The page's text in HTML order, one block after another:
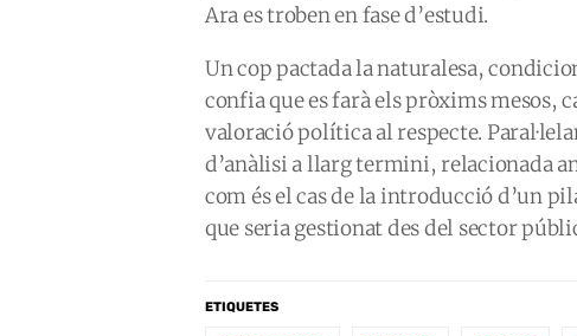
Ara es troben en fase d’estudi.
Un cop pactada la naturalesa,
confia que es farà els pròxims mesos,
valoració política al respecte.
d’anàlisi a llarg termini, relacionada
com és el cas de la introducció d’un
que seria gestionat des del sector
ETIQUETES